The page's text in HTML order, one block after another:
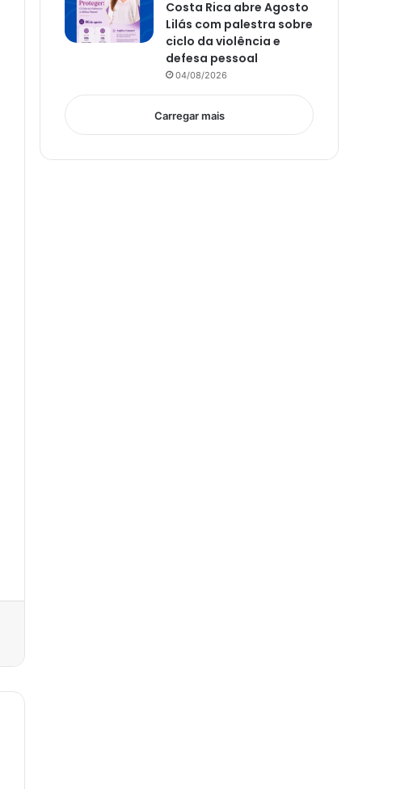
Costa Rica abre Agosto
Lilás com palestra sobre
ciclo da violência e
defesa pessoal
04/08/2026
Carregar mais